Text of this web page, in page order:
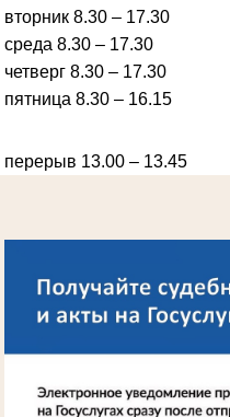
Ануприенко Иван Васильевич
Участник Великой Отечественной войны
Председатель Губкинского районного
народного суда
в период с 1965 по 1984 гг.
вторник 8.30 – 17.30
среда 8.30 – 17.30
четверг 8.30 – 17.30
пятница 8.30 – 16.15
перерыв 13.00 – 13.45